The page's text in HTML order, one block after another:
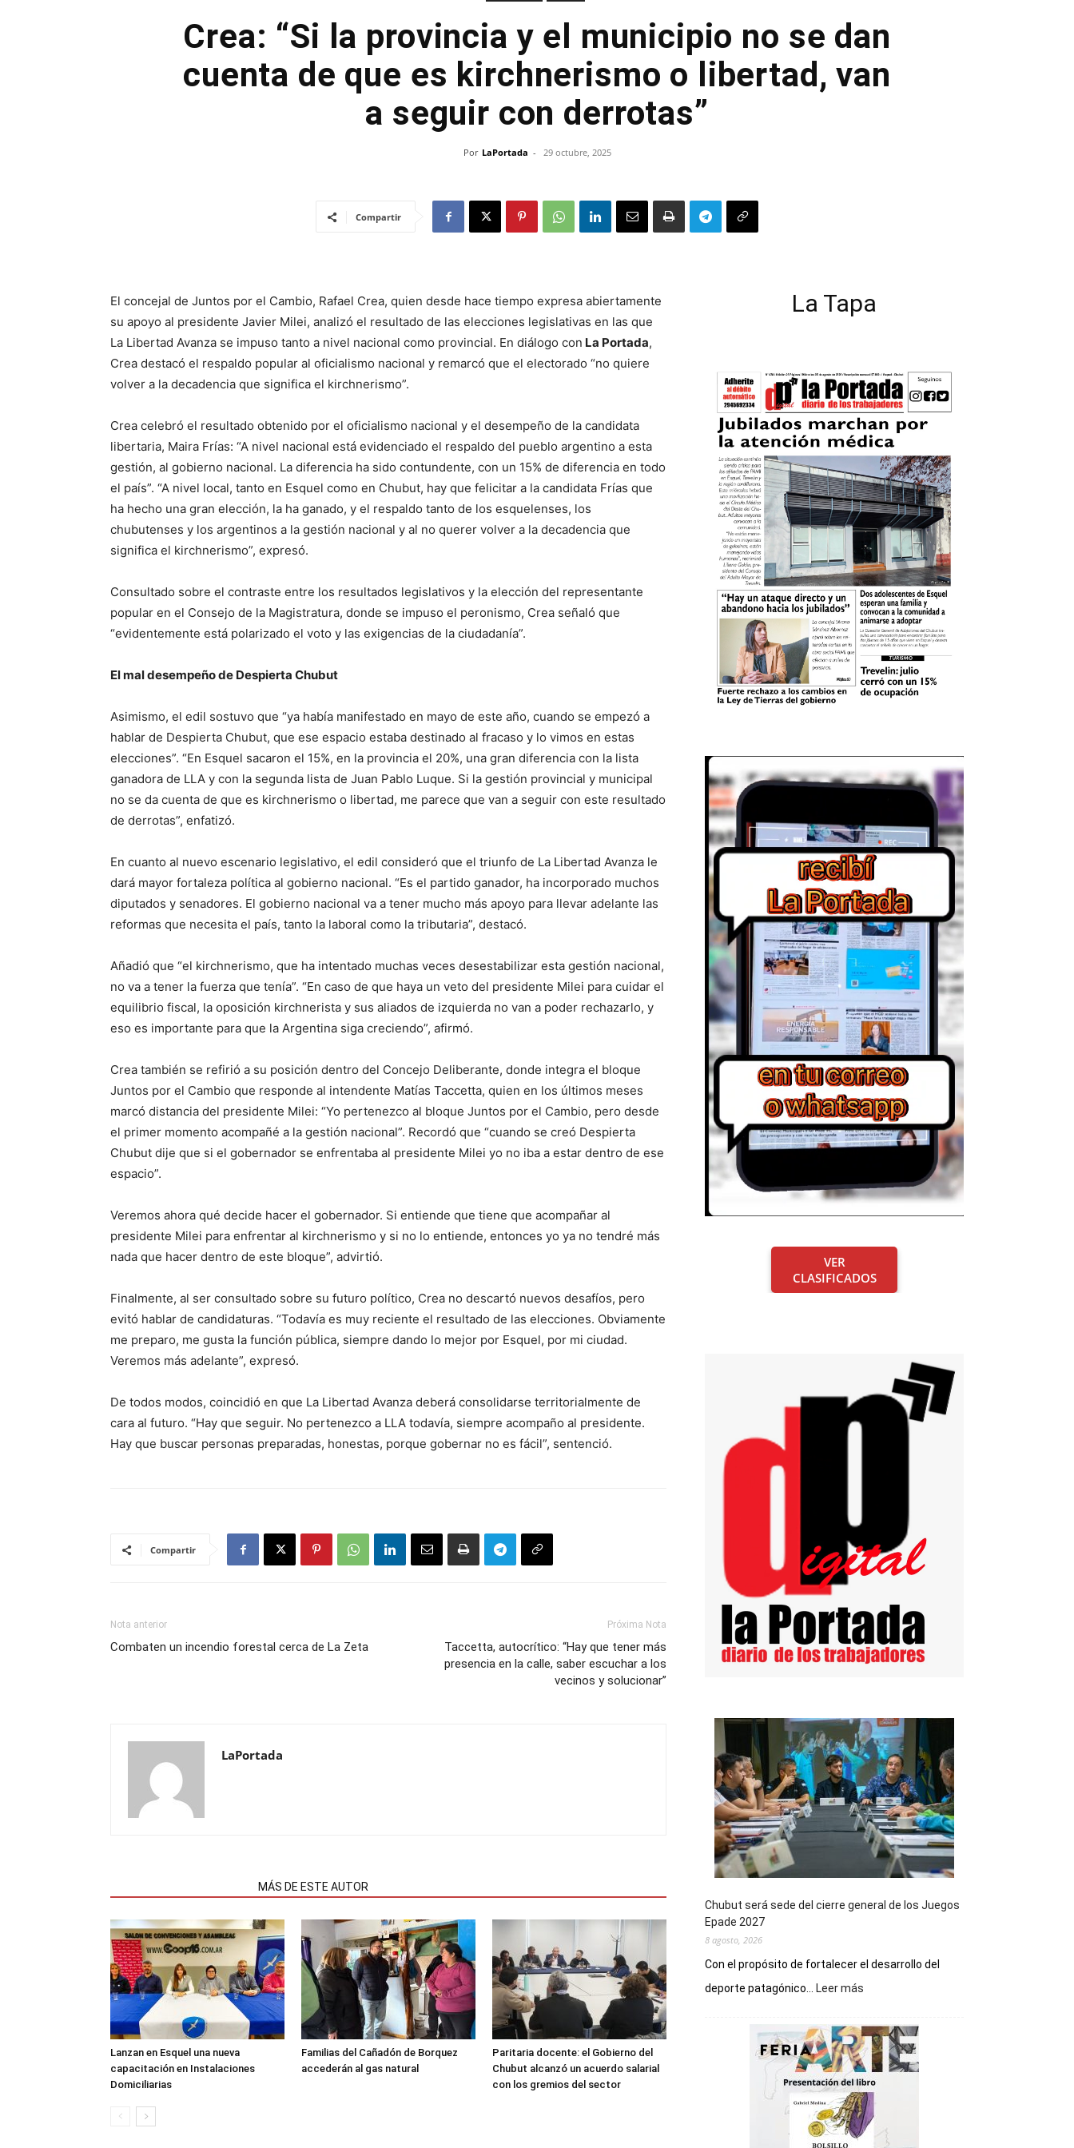
Crea: “Si la provincia y el municipio no se dan
cuenta de que es kirchnerismo o libertad, van
a seguir con derrotas”
Por LaPortada - 29 octubre, 2025
Compartir
El concejal de Juntos por el Cambio, Rafael Crea, quien desde hace tiempo expresa abiertamente
su apoyo al presidente Javier Milei, analizó el resultado de las elecciones legislativas en las que
La Libertad Avanza se impuso tanto a nivel nacional como provincial. En diálogo con La Portada,
Crea destacó el respaldo popular al oficialismo nacional y remarcó que el electorado “no quiere
volver a la decadencia que significa el kirchnerismo”.
Crea celebró el resultado obtenido por el oficialismo nacional y el desempeño de la candidata
libertaria, Maira Frías: “A nivel nacional está evidenciado el respaldo del pueblo argentino a esta
gestión, al gobierno nacional. La diferencia ha sido contundente, con un 15% de diferencia en todo
el país”. “A nivel local, tanto en Esquel como en Chubut, hay que felicitar a la candidata Frías que
ha hecho una gran elección, la ha ganado, y el respaldo tanto de los esquelenses, los
chubutenses y los argentinos a la gestión nacional y al no querer volver a la decadencia que
significa el kirchnerismo”, expresó.
Consultado sobre el contraste entre los resultados legislativos y la elección del representante
popular en el Consejo de la Magistratura, donde se impuso el peronismo, Crea señaló que
“evidentemente está polarizado el voto y las exigencias de la ciudadanía”.
El mal desempeño de Despierta Chubut
Asimismo, el edil sostuvo que “ya había manifestado en mayo de este año, cuando se empezó a
hablar de Despierta Chubut, que ese espacio estaba destinado al fracaso y lo vimos en estas
elecciones”. “En Esquel sacaron el 15%, en la provincia el 20%, una gran diferencia con la lista
ganadora de LLA y con la segunda lista de Juan Pablo Luque. Si la gestión provincial y municipal
no se da cuenta de que es kirchnerismo o libertad, me parece que van a seguir con este resultado
de derrotas”, enfatizó.
En cuanto al nuevo escenario legislativo, el edil consideró que el triunfo de La Libertad Avanza le
dará mayor fortaleza política al gobierno nacional. “Es el partido ganador, ha incorporado muchos
diputados y senadores. El gobierno nacional va a tener mucho más apoyo para llevar adelante las
reformas que necesita el país, tanto la laboral como la tributaria”, destacó.
Añadió que “el kirchnerismo, que ha intentado muchas veces desestabilizar esta gestión nacional,
no va a tener la fuerza que tenía”. “En caso de que haya un veto del presidente Milei para cuidar el
equilibrio fiscal, la oposición kirchnerista y sus aliados de izquierda no van a poder rechazarlo, y
eso es importante para que la Argentina siga creciendo”, afirmó.
Crea también se refirió a su posición dentro del Concejo Deliberante, donde integra el bloque
Juntos por el Cambio que responde al intendente Matías Taccetta, quien en los últimos meses
marcó distancia del presidente Milei: “Yo pertenezco al bloque Juntos por el Cambio, pero desde
el primer momento acompañé a la gestión nacional”. Recordó que “cuando se creó Despierta
Chubut dije que si el gobernador se enfrentaba al presidente Milei yo no iba a estar dentro de ese
espacio”.
Veremos ahora qué decide hacer el gobernador. Si entiende que tiene que acompañar al
presidente Milei para enfrentar al kirchnerismo y si no lo entiende, entonces yo ya no tendré más
nada que hacer dentro de este bloque”, advirtió.
Finalmente, al ser consultado sobre su futuro político, Crea no descartó nuevos desafíos, pero
evitó hablar de candidaturas. “Todavía es muy reciente el resultado de las elecciones. Obviamente
me preparo, me gusta la función pública, siempre dando lo mejor por Esquel, por mi ciudad.
Veremos más adelante”, expresó.
De todos modos, coincidió en que La Libertad Avanza deberá consolidarse territorialmente de
cara al futuro. “Hay que seguir. No pertenezco a LLA todavía, siempre acompaño al presidente.
Hay que buscar personas preparadas, honestas, porque gobernar no es fácil”, sentenció.
Compartir
Nota anterior
Combaten un incendio forestal cerca de La Zeta
Próxima Nota
Taccetta, autocrítico: “Hay que tener más
presencia en la calle, saber escuchar a los
vecinos y solucionar”
LaPortada
MÁS DE ESTE AUTOR
Lanzan en Esquel una nueva
capacitación en Instalaciones
Domiciliarias
Familias del Cañadón de Borquez
accederán al gas natural
Paritaria docente: el Gobierno del
Chubut alcanzó un acuerdo salarial
con los gremios del sector
La Tapa
VER
CLASIFICADOS
Chubut será sede del cierre general de los Juegos
Epade 2027
8 agosto, 2026
Con el propósito de fortalecer el desarrollo del
deporte patagónico...
Leer más
sede
del
cierre
general
de
los
Juegos